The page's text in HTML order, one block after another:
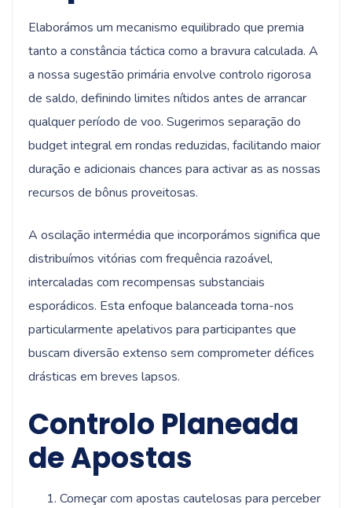
Elaborámos um mecanismo equilibrado que premia
tanto a constância táctica como a bravura calculada. A
a nossa sugestão primária envolve controlo rigorosa
de saldo, definindo limites nítidos antes de arrancar
qualquer período de voo. Sugerimos separação do
budget integral em rondas reduzidas, facilitando maior
duração e adicionais chances para activar as as nossas
recursos de bônus proveitosas.
A oscilação intermédia que incorporámos significa que
distribuímos vitórias com frequência razoável,
intercaladas com recompensas substanciais
esporádicos. Esta enfoque balanceada torna-nos
particularmente apelativos para participantes que
buscam diversão extenso sem comprometer défices
drásticas em breves lapsos.
Controlo Planeada
de Apostas
Começar com apostas cautelosas para perceber